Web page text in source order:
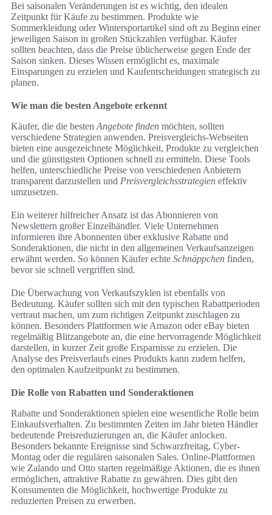
Bei saisonalen Veränderungen ist es wichtig, den idealen
Zeitpunkt für Käufe zu bestimmen. Produkte wie
Sommerkleidung oder Wintersportartikel sind oft zu Beginn einer
jeweiligen Saison in großen Stückzahlen verfügbar. Käufer
sollten beachten, dass die Preise üblicherweise gegen Ende der
Saison sinken. Dieses Wissen ermöglicht es, maximale
Einsparungen zu erzielen und Kaufentscheidungen strategisch zu
planen.
Wie man die besten Angebote erkennt
Käufer, die die besten Angebote finden möchten, sollten
verschiedene Strategien anwenden. Preisvergleichs-Webseiten
bieten eine ausgezeichnete Möglichkeit, Produkte zu vergleichen
und die günstigsten Optionen schnell zu ermitteln. Diese Tools
helfen, unterschiedliche Preise von verschiedenen Anbietern
transparent darzustellen und Preisvergleichsstrategien effektiv
umzusetzen.
Ein weiterer hilfreicher Ansatz ist das Abonnieren von
Newslettern großer Einzelhändler. Viele Unternehmen
informieren ihre Abonnenten über exklusive Rabatte und
Sonderaktionen, die nicht in den allgemeinen Verkaufsanzeigen
erwähnt werden. So können Käufer echte Schnäppchen finden,
bevor sie schnell vergriffen sind.
Die Überwachung von Verkaufszyklen ist ebenfalls von
Bedeutung. Käufer sollten sich mit den typischen Rabattperioden
vertraut machen, um zum richtigen Zeitpunkt zuschlagen zu
können. Besonders Plattformen wie Amazon oder eBay bieten
regelmäßig Blitzangebote an, die eine hervorragende Möglichkeit
darstellen, in kurzer Zeit große Ersparnisse zu erzielen. Die
Analyse des Preisverlaufs eines Produkts kann zudem helfen,
den optimalen Kaufzeitpunkt zu bestimmen.
Die Rolle von Rabatten und Sonderaktionen
Rabatte und Sonderaktionen spielen eine wesentliche Rolle beim
Einkaufsverhalten. Zu bestimmten Zeiten im Jahr bieten Händler
bedeutende Preisreduzierungen an, die Käufer anlocken.
Besonders bekannte Ereignisse sind Schwarzfreitag, Cyber-
Montag oder die regulären saisonalen Sales. Online-Plattformen
wie Zalando und Otto starten regelmäßige Aktionen, die es ihnen
ermöglichen, attraktive Rabatte zu gewähren. Dies gibt den
Konsumenten die Möglichkeit, hochwertige Produkte zu
reduzierten Preisen zu erwerben.